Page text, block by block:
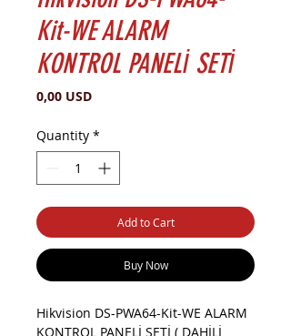
Kit-WE ALARM
KONTROL PANELİ SETİ
0,00 USDPrice
Quantity *
Add to Cart
Buy Now
Hikvision DS-PWA64-Kit-WE ALARM
KONTROL PANELİ SETİ ( DAHİLİ